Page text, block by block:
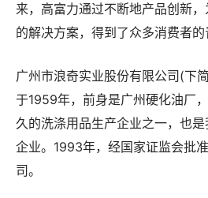
来，高富力通过不断地产品创新
的解决方案，得到了众多消费者的
广州市浪奇实业股份有限公司(下
于1959年，前身是广州硬化油厂
久的洗涤用品生产企业之一，也
企业。1993年，经国家证监会批
司。